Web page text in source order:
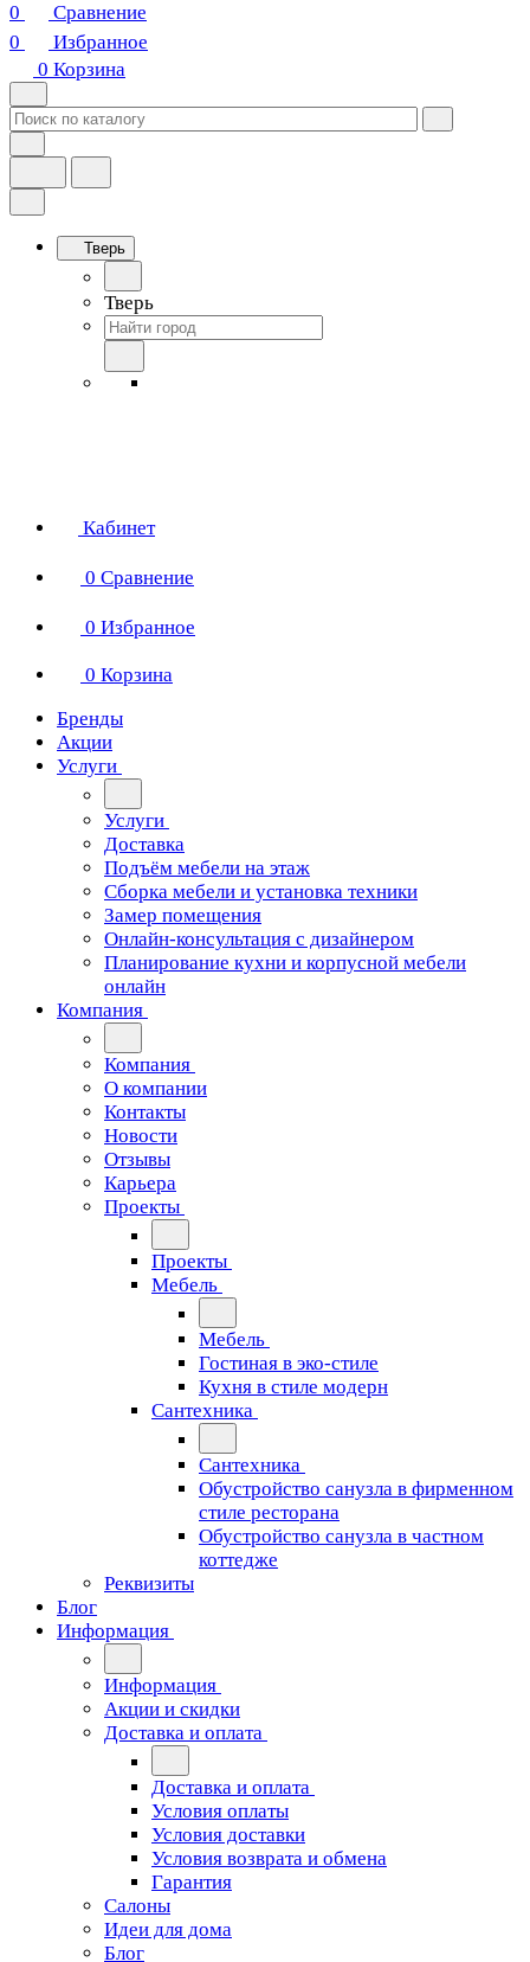
0
Сравнение
0
Избранное
0 Корзина
Тверь
Тверь
Кабинет
0 Сравнение
0 Избранное
0 Корзина
Бренды
Акции
Услуги
Услуги
Доставка
Подъём мебели на этаж
Сборка мебели и установка техники
Замер помещения
Онлайн-консультация с дизайнером
Планирование кухни и корпусной мебели
онлайн
Компания
Компания
О компании
Контакты
Новости
Отзывы
Карьера
Проекты
Проекты
Мебель
Мебель
Гостиная в эко-стиле
Кухня в стиле модерн
Сантехника
Сантехника
Обустройство санузла в фирменном
стиле ресторана
Обустройство санузла в частном
коттедже
Реквизиты
Блог
Информация
Информация
Акции и скидки
Доставка и оплата
Доставка и оплата
Условия оплаты
Условия доставки
Условия возврата и обмена
Гарантия
Салоны
Идеи для дома
Блог